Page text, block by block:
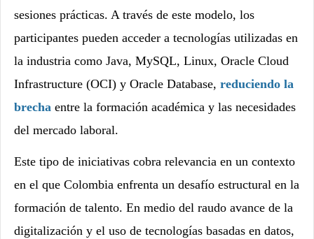
sesiones prácticas. A través de este modelo, los
participantes pueden acceder a tecnologías utilizadas en
la industria como Java, MySQL, Linux, Oracle Cloud
Infrastructure (OCI) y Oracle Database, reduciendo la
brecha entre la formación académica y las necesidades
del mercado laboral.
Este tipo de iniciativas cobra relevancia en un contexto
en el que Colombia enfrenta un desafío estructural en la
formación de talento. En medio del raudo avance de la
digitalización y el uso de tecnologías basadas en datos,